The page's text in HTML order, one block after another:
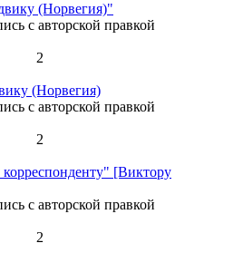
(Норвегия)"
с авторской правкой
2
(Норвегия)
с авторской правкой
2
[Виктору
с авторской правкой
2